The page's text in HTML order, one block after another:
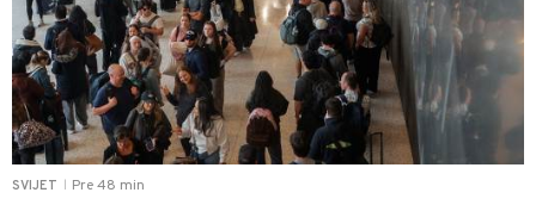
SVIJET Pre 48 min